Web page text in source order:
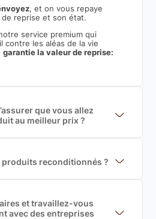
, et on vous repaye
de reprise et son état.
service premium qui
contre les aléas de la vie
garantie la valeur de reprise:
que vous allez
au meilleur prix ?
de rachat. De plus, nous
commission sur la valeur de
reconditionnés ?
marques et du
qualitéet travaillez-vous
avec des entreprises